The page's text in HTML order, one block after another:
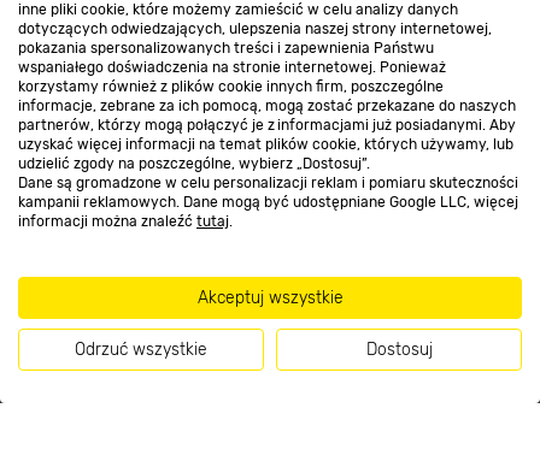
inne pliki cookie, które możemy zamieścić w celu analizy danych
dotyczących odwiedzających, ulepszenia naszej strony internetowej,
pokazania spersonalizowanych treści i zapewnienia Państwu
wspaniałego doświadczenia na stronie internetowej. Ponieważ
korzystamy również z plików cookie innych firm, poszczególne
informacje, zebrane za ich pomocą, mogą zostać przekazane do naszych
partnerów, którzy mogą połączyć je z informacjami już posiadanymi. Aby
uzyskać więcej informacji na temat plików cookie, których używamy, lub
udzielić zgody na poszczególne, wybierz „Dostosuj”.
Dane są gromadzone w celu personalizacji reklam i pomiaru skuteczności
kampanii reklamowych. Dane mogą być udostępniane Google LLC, więcej
informacji można znaleźć tutaj.
Akceptuj wszystkie
Odrzuć wszystkie Dostosuj
Kontakt do sklepu
Strefa biznesu
Dołącz do nas
Metody płatności